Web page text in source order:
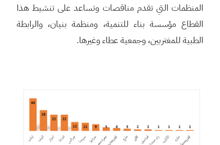
المنظمات التي تقدم مناقصات وتساعد على تنشيط هذا
القطاع مؤسسة بناء للتنمية، ومنظمة بنيان، والرابطة
الطبية للمغتربين، وجمعية عطاء وغيرها.